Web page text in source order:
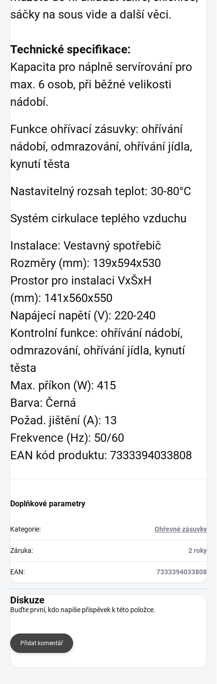
sáčky na sous vide a další věci.
Technické specifikace:
Kapacita pro náplně servírování pro
max. 6 osob, při běžné velikosti
nádobí.
Funkce ohřívací zásuvky: ohřívání
nádobí, odmrazování, ohřívání jídla,
kynutí těsta
Nastavitelný rozsah teplot: 30-80°C
Systém cirkulace teplého vzduchu
Instalace: Vestavný spotřebič
Rozměry (mm): 139x594x530
Prostor pro instalaci VxŠxH
(mm): 141x560x550
Napájecí napětí (V): 220-240
Kontrolní funkce: ohřívání nádobí,
odmrazování, ohřívání jídla, kynutí
těsta
Max. příkon (W): 415
Barva: Černá
Požad. jištění (A): 13
Frekvence (Hz): 50/60
EAN kód produktu: 7333394033808
Doplňkové parametry
Kategorie: Ohřevné zásuvky
Záruka: 2 roky
EAN: 7333394033808
Diskuze
Buďte první, kdo napíše příspěvek k této položce.
Přidat komentář